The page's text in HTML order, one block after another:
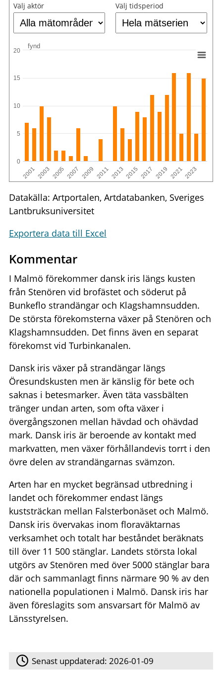
Välj aktör Välj tidsperiod
fynd
2001 2003 2005 2007 2009 2011 20132015 2017 2019 20212023
0
5
10
15
20
Datakälla: Artportalen, Artdatabanken, Sveriges
Lantbruksuniversitet
Exportera data till Excel
Kommentar
I Malmö förekommer dansk iris längs kusten
från Stenören vid brofästet och söderut på
Bunkeflo strandängar och Klagshamnsudden.
De största förekomsterna växer på Stenören och
Klagshamnsudden. Det finns även en separat
förekomst vid Turbinkanalen.
Dansk iris växer på strandängar längs
Öresundskusten men är känslig för bete och
saknas i betesmarker. Även täta vassbälten
tränger undan arten, som ofta växer i
övergångszonen mellan hävdad och ohävdad
mark. Dansk iris är beroende av kontakt med
markvatten, men växer förhållandevis torrt i den
övre delen av strandängarnas svämzon.
Arten har en mycket begränsad utbredning i
landet och förekommer endast längs
kuststräckan mellan Falsterbonäset och Malmö.
Dansk iris övervakas inom floraväktarnas
verksamhet och totalt har beståndet beräknats
till över 11 500 stänglar. Landets största lokal
utgörs av Stenören med över 5000 stänglar bara
där och sammanlagt finns närmare 90 % av den
nationella populationen i Malmö. Dansk iris har
även föreslagits som ansvarsart för Malmö av
Länsstyrelsen.
Senast uppdaterad:2026-01-09